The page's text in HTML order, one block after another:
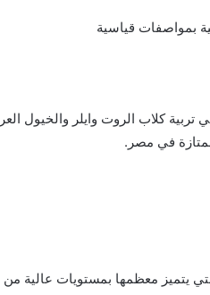
بمواصفات قياسية
كلاب الروت وايلر والخيول
في مصر.
يتميز معظمها بمستويات عالية